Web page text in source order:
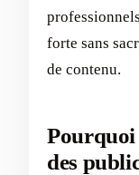
forte sans
de contenu.
Pourquoi
des